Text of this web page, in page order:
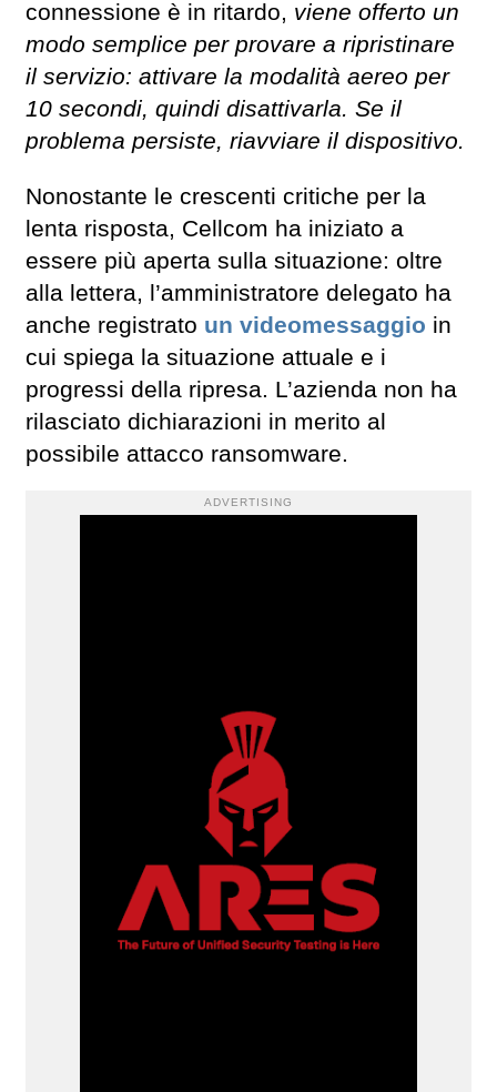
connessione è in ritardo, viene offerto un
modo semplice per provare a ripristinare
il servizio: attivare la modalità aereo per
10 secondi, quindi disattivarla. Se il
problema persiste, riavviare il dispositivo.
Nonostante le crescenti critiche per la
lenta risposta, Cellcom ha iniziato a
essere più aperta sulla situazione: oltre
alla lettera, l’amministratore delegato ha
anche registrato un videomessaggio in
cui spiega la situazione attuale e i
progressi della ripresa. L’azienda non ha
rilasciato dichiarazioni in merito al
possibile attacco ransomware.
ADVERTISING